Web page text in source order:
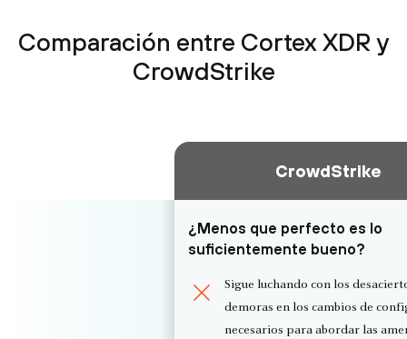
Comparación entre Cortex XDR y
CrowdStrike
CrowdStrike
¿Menos que perfecto es lo
suficientemente bueno?
Sigue luchando con los
demoras en los cambios de
necesarios para abordar las